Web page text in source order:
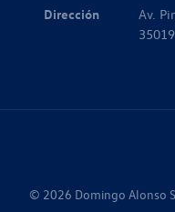
Dirección
Av.
© 2026 Domingo Alonso